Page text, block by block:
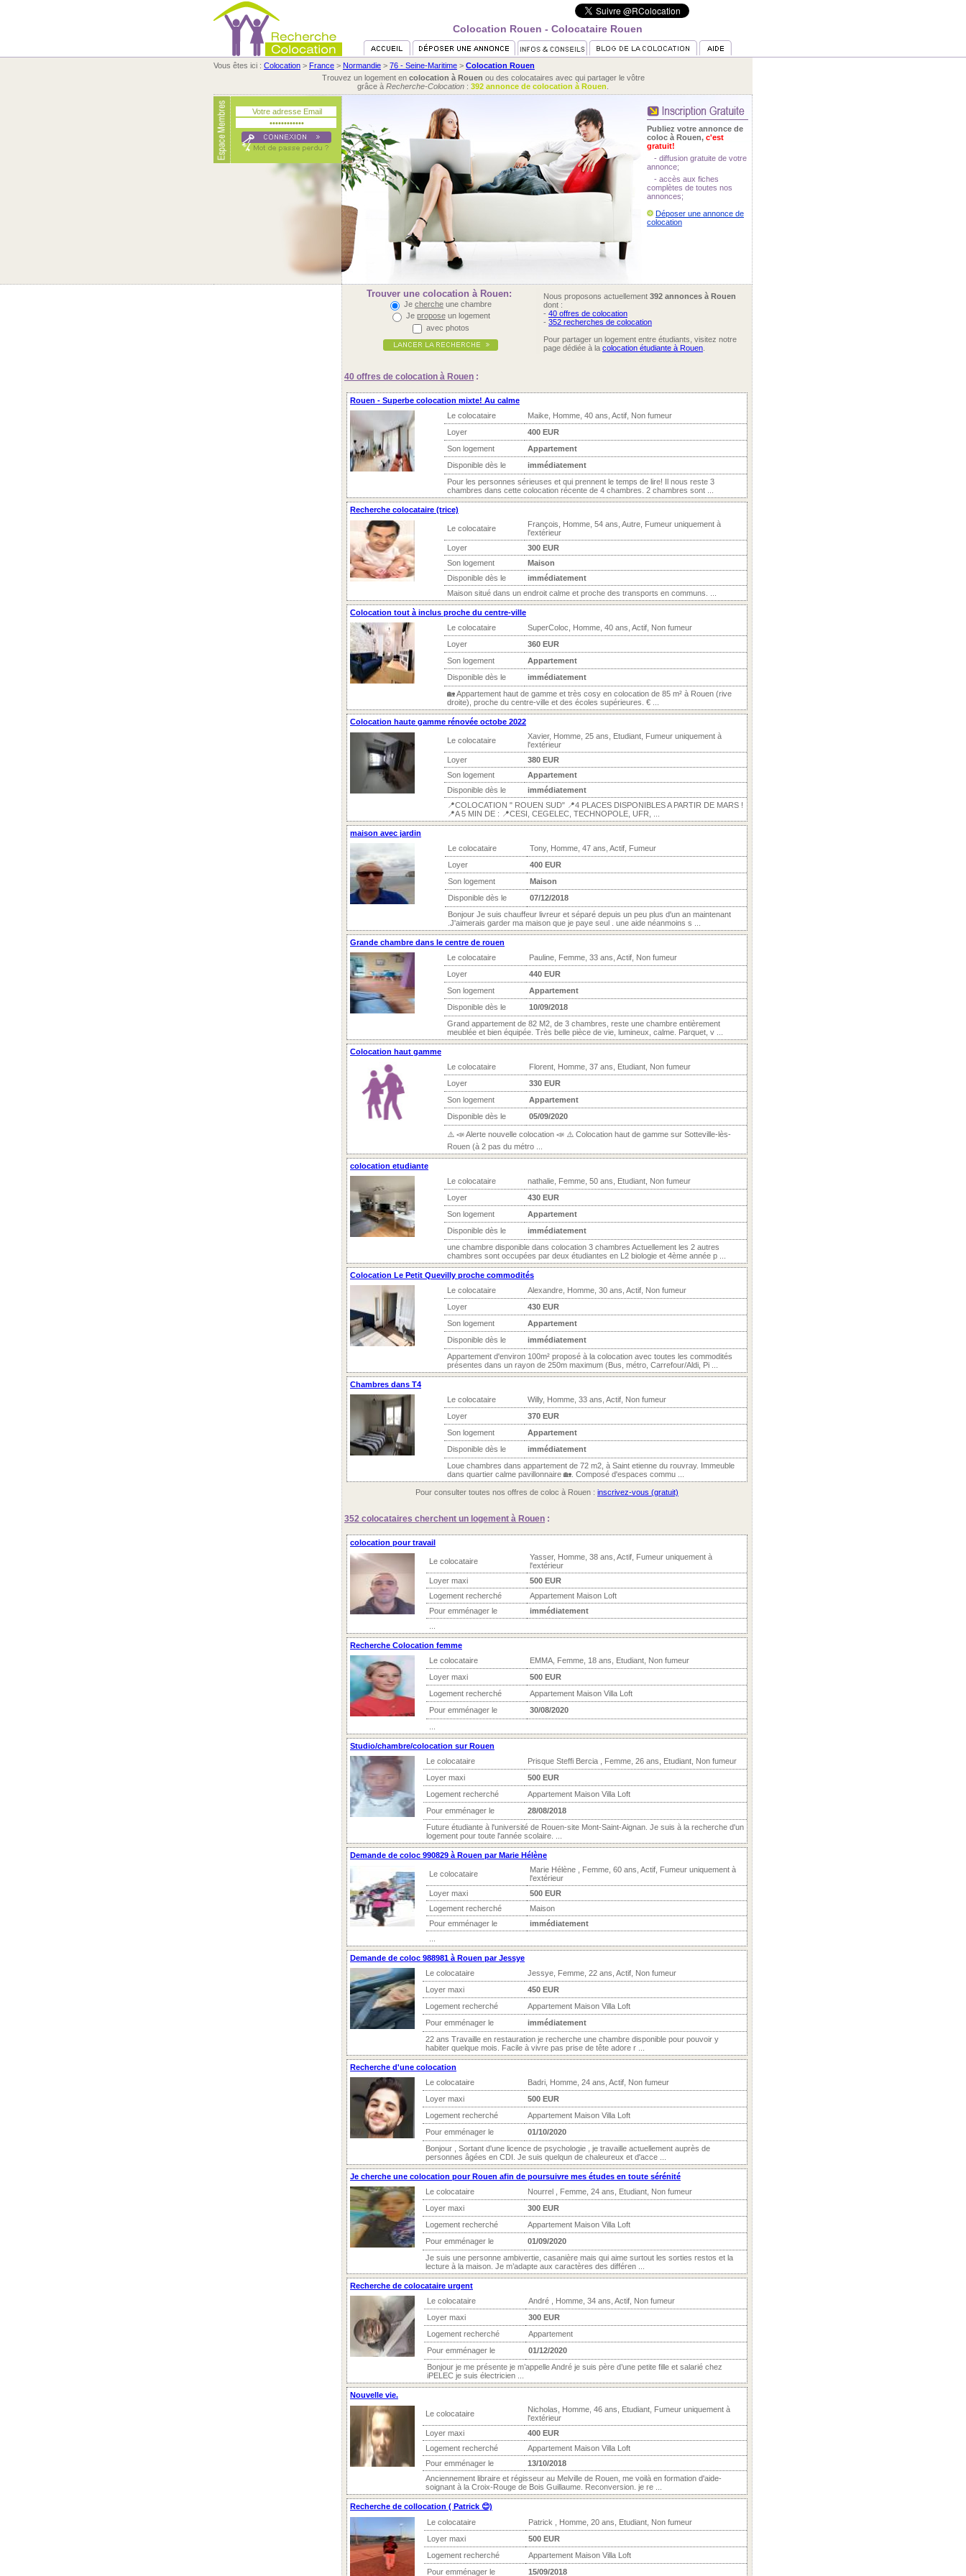
Colocation Rouen - Colocataire Rouen
Vous êtes ici : Colocation > France > Normandie > 76 - Seine-Maritime > Colocation Rouen
Trouvez un logement en colocation à Rouen ou des colocataires avec qui partager le vôtre
grâce à Recherche-Colocation : 392 annonce de colocation à Rouen
Publiez votre annonce de
coloc à Rouen, c'est
gratuit!
- diffusion gratuite de votre
annonce;
- accès aux fiches
complètes de toutes nos
annonces;
Déposer une annonce de
colocation
Trouver une colocation à Rouen:
Je cherche une chambre
Je proposeun logement
avec photos
Nous proposons actuellement 392 annonces à Rouen
dont :
- 40 offres de colocation
- 352 recherches de colocation
Pour partager un logement entre étudiants, visitez notre
page dédiée à la colocation étudiante à Rouen
40 offres de colocation à Rouen :
Rouen - Superbe colocation mixte! Au calme
Le colocataire
Maike, Homme, 40 ans, Actif, Non fumeur
Loyer
400 EUR
Son logement
Appartement
Disponible dès le
immédiatement
Pour les personnes sérieuses et qui prennent le temps de lire! Il nous reste 3
chambres dans cette colocation récente de 4 chambres. 2 chambres sont ...
Recherche colocataire (trice)
Le colocataire
François, Homme, 54 ans, Autre, Fumeur uniquement à
l'extérieur
Loyer
300 EUR
Son logement
Maison
Disponible dès le
immédiatement
Maison situé dans un endroit calme et proche des transports en communs. ...
Colocation tout à inclus proche du centre-ville
Le colocataire
SuperColoc, Homme, 40 ans, Actif, Non fumeur
Loyer
360 EUR
Son logement
Appartement
Disponible dès le
immédiatement
🏡 Appartement haut de gamme et très cosy en colocation de 85 m² à Rouen (rive
droite), proche du centre-ville et des écoles supérieures. € ...
Colocation haute gamme rénovée octobe 2022
Le colocataire
Xavier, Homme, 25 ans, Etudiant, Fumeur uniquement à
l'extérieur
Loyer
380 EUR
Son logement
Appartement
Disponible dès le
immédiatement
📍COLOCATION " ROUEN SUD" 📍4 PLACES DISPONIBLES A PARTIR DE MARS !
📍A 5 MIN DE : 📍CESI, CEGELEC, TECHNOPOLE, UFR, ...
maison avec jardin
Le colocataire
Tony, Homme, 47 ans, Actif, Fumeur
Loyer
400 EUR
Son logement
Maison
Disponible dès le
07/12/2018
Bonjour Je suis chauffeur livreur et séparé depuis un peu plus d'un an maintenant
.J'aimerais garder ma maison que je paye seul . une aide néanmoins s ...
Grande chambre dans le centre de rouen
Le colocataire
Pauline, Femme, 33 ans, Actif, Non fumeur
Loyer
440 EUR
Son logement
Appartement
Disponible dès le
10/09/2018
Grand appartement de 82 M2, de 3 chambres, reste une chambre entièrement
meublée et bien équipée. Très belle pièce de vie, lumineux, calme. Parquet, v ...
Colocation haut gamme
Le colocataire
Florent, Homme, 37 ans, Etudiant, Non fumeur
Loyer
330 EUR
Son logement
Appartement
Disponible dès le
05/09/2020
⚠️ 📣 Alerte nouvelle colocation 📣 ⚠️ Colocation haut de gamme sur Sotteville-lès-
Rouen (à 2 pas du métro ...
colocation etudiante
Le colocataire
nathalie, Femme, 50 ans, Etudiant, Non fumeur
Loyer
430 EUR
Son logement
Appartement
Disponible dès le
immédiatement
une chambre disponible dans colocation 3 chambres Actuellement les 2 autres
chambres sont occupées par deux étudiantes en L2 biologie et 4ème année p ...
Colocation Le Petit Quevilly proche commodités
Le colocataire
Alexandre, Homme, 30 ans, Actif, Non fumeur
Loyer
430 EUR
Son logement
Appartement
Disponible dès le
immédiatement
Appartement d'environ 100m² proposé à la colocation avec toutes les commodités
présentes dans un rayon de 250m maximum (Bus, métro, Carrefour/Aldi, Pi ...
Chambres dans T4
Le colocataire
Willy, Homme, 33 ans, Actif, Non fumeur
Loyer
370 EUR
Son logement
Appartement
Disponible dès le
immédiatement
Loue chambres dans appartement de 72 m2, à Saint etienne du rouvray. Immeuble
dans quartier calme pavillonnaire 🏡. Composé d'espaces commu ...
Pour consulter toutes nos offres de coloc à Rouen : inscrivez-vous (gratuit)
352 colocataires cherchent un logement à Rouen :
colocation pour travail
Le colocataire
Yasser, Homme, 38 ans, Actif, Fumeur uniquement à
l'extérieur
Loyer maxi
500 EUR
Logement recherché
Appartement Maison Loft
Pour emménager le
immédiatement
Recherche Colocation femme
Le colocataire
EMMA, Femme, 18 ans, Etudiant, Non fumeur
Loyer maxi
500 EUR
Logement recherché
Appartement Maison Villa Loft
Pour emménager le
30/08/2020
Studio/chambre/colocation sur Rouen
Le colocataire
Prisque Steffi Bercia , Femme, 26 ans, Etudiant, Non fumeur
Loyer maxi
500 EUR
Logement recherché
Appartement Maison Villa Loft
Pour emménager le
28/08/2018
Future étudiante à l'université de Rouen-site Mont-Saint-Aignan. Je suis à la recherche d'un
logement pour toute l'année scolaire. ...
Demande de coloc 990829 à Rouen par Marie Hélène
Le colocataire
Marie Hélène , Femme, 60 ans, Actif, Fumeur uniquement à
l'extérieur
Loyer maxi
500 EUR
Logement recherché
Maison
Pour emménager le
immédiatement
Demande de coloc 988981 à Rouen par Jessye
Le colocataire
Jessye, Femme, 22 ans, Actif, Non fumeur
Loyer maxi
450 EUR
Logement recherché
Appartement Maison Villa Loft
Pour emménager le
immédiatement
22 ans Travaille en restauration je recherche une chambre disponible pour pouvoir y
habiter quelque mois. Facile à vivre pas prise de tête adore r ...
Recherche d'une colocation
Le colocataire
Badri, Homme, 24 ans, Actif, Non fumeur
Loyer maxi
500 EUR
Logement recherché
Appartement Maison Villa Loft
Pour emménager le
01/10/2020
Bonjour , Sortant d'une licence de psychologie , je travaille actuellement auprès de
personnes âgées en CDI. Je suis quelqun de chaleureux et d'acce ...
Je cherche une colocation pour Rouen afin de poursuivre mes études en toute sérénité
Le colocataire
Nourrel , Femme, 24 ans, Etudiant, Non fumeur
Loyer maxi
300 EUR
Logement recherché
Appartement Maison Villa Loft
Pour emménager le
01/09/2020
Je suis une personne ambivertie, casanière mais qui aime surtout les sorties restos et la
lecture à la maison. Je m’adapte aux caractères des différen ...
Recherche de colocataire urgent
Le colocataire
André , Homme, 34 ans, Actif, Non fumeur
Loyer maxi
300 EUR
Logement recherché
Appartement
Pour emménager le
01/12/2020
Bonjour je me présente je m’appelle André je suis père d’une petite fille et salarié chez
iPELEC je suis électricien ...
Nouvelle vie.
Le colocataire
Nicholas, Homme, 46 ans, Etudiant, Fumeur uniquement à
l'extérieur
Loyer maxi
400 EUR
Logement recherché
Appartement Maison Villa Loft
Pour emménager le
13/10/2018
Anciennement libraire et régisseur au Melville de Rouen, me voilà en formation d'aide-
soignant à la Croix-Rouge de Bois Guillaume. Reconversion. je re ...
Recherche de collocation ( Patrick 😊)
Le colocataire
Patrick , Homme, 20 ans, Etudiant, Non fumeur
Loyer maxi
500 EUR
Logement recherché
Appartement Maison Villa Loft
Pour emménager le
15/09/2018